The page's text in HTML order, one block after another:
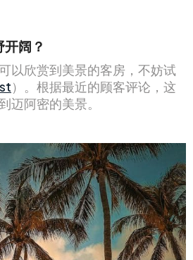
阔？
以欣赏到美景的客房，不妨试
）。根据最近的顾客评论，这
迈阿密的美景。